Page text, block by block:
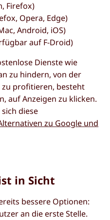
Firefox)
Opera, Edge)
Android, iOS)
auf F-Droid)
Dienste wie
zu hindern, von der
profitieren, besteht
auf Anzeigen zu klicken.
diese
zu Google und
in Sicht
bessere Optionen:
an die erste Stelle.